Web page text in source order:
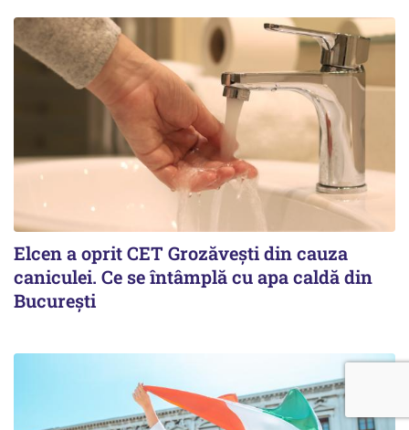
Elcen a oprit CET Grozăvești din cauza
caniculei. Ce se întâmplă cu apa caldă din
București